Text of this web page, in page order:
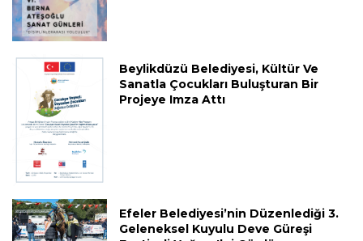
Beylikdüzü Belediyesi, Kültür Ve
Sanatla Çocukları Buluşturan Bir
Projeye Imza Attı
Efeler Belediyesi’nin Düzenlediği 3.
Geleneksel Kuyulu Deve Güreşi